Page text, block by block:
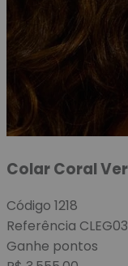
Colar Coral
Código 1218
Referência
Ganhe pontos